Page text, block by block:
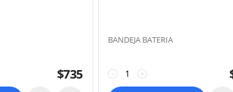
$735
BANDEJA BATERIA
+
−